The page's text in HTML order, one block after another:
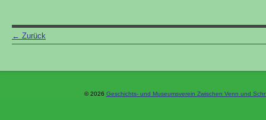
← Zurück
© 2026 Geschichts- und Museumsverein Zwischen Venn und